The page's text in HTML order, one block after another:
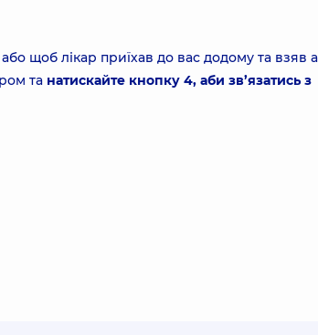
щоб лікар приїхав до вас додому та взяв
та натискайте кнопку 4, аби зв’язатись з